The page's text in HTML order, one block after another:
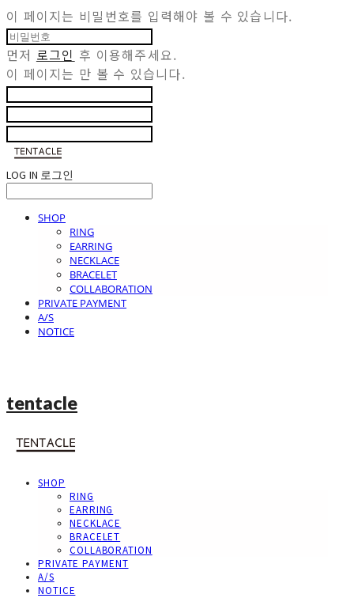
이 페이지는 비밀번호를 입력해야 볼 수 있습니다.
먼저 로그인 후 이용해주세요.
이 페이지는 만 볼 수 있습니다.
LOG IN 로그인
SHOP
RING
EARRING
NECKLACE
BRACELET
COLLABORATION
PRIVATE PAYMENT
A/S
NOTICE
tentacle
SHOP
RING
EARRING
NECKLACE
BRACELET
COLLABORATION
PRIVATE PAYMENT
A/S
NOTICE